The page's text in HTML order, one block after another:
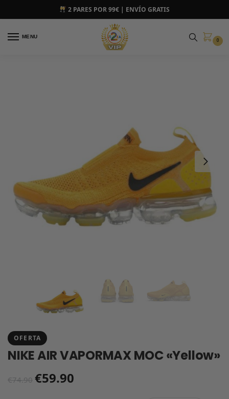
2 PARES POR 99€ | ENVÍO GRATIS
MENU
0
OFERTA
NIKE AIR VAPORMAX MOC «Yellow»
€74.90 €59.90